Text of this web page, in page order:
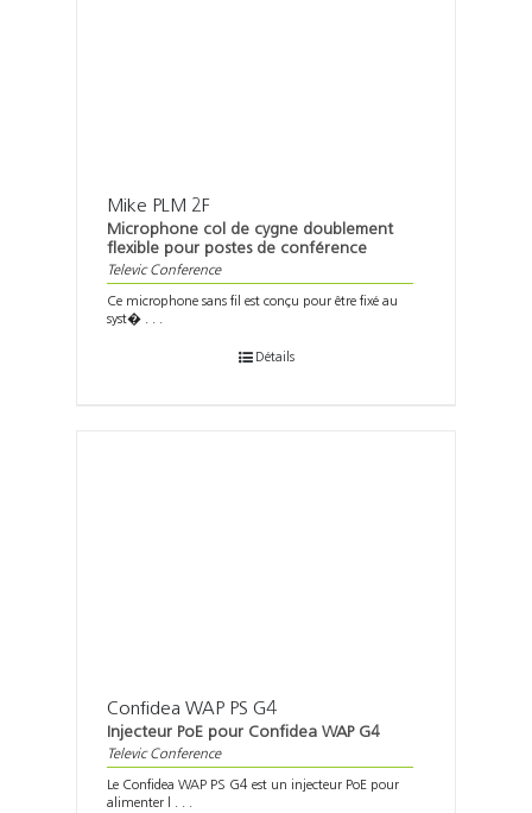
Mike PLM 2F
Microphone col de cygne doublement
flexible pour postes de conférence
Televic Conference
Ce microphone sans fil est conçu pour être fixé au
syst� . . .
Détails
Confidea WAP PS G4
Injecteur PoE pour Confidea WAP G4
Televic Conference
Le Confidea WAP PS G4 est un injecteur PoE pour
alimenter l . . .